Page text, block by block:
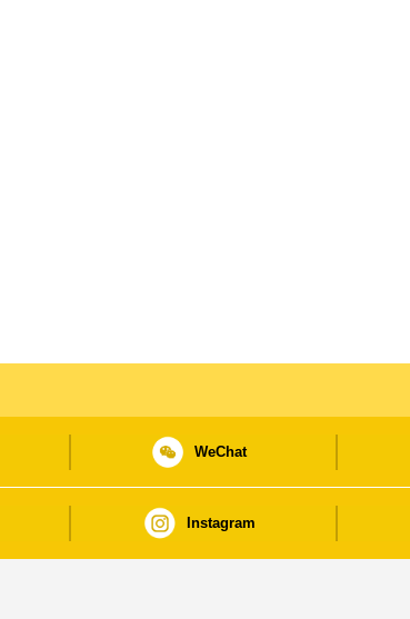
WeChat
Instagram